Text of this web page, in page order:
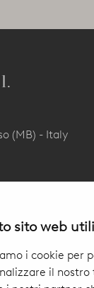
sito web
i cookie per
il
(MB) - Italy